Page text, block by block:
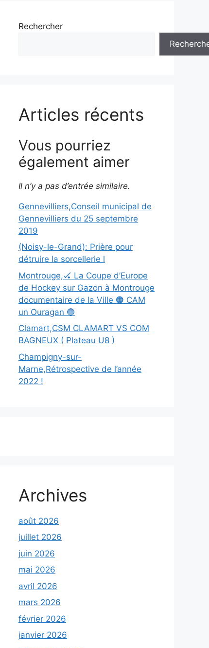
Rechercher
Articles récents
Vous pourriez
également aimer
Il n’y a pas d’entrée similaire.
Gennevilliers,Conseil municipal de
Gennevilliers du 25 septembre
2019
(Noisy-le-Grand): Prière pour
détruire la sorcellerie l
Montrouge,🏑 La Coupe d’Europe
de Hockey sur Gazon à Montrouge
documentaire de la Ville 🟠 CAM
un Ouragan 🔵
Clamart,CSM CLAMART VS COM
BAGNEUX ( Plateau U8 )
Champigny-sur-
Marne,Rétrospective de l’année
2022 !
Archives
août 2026
juillet 2026
juin 2026
mai 2026
avril 2026
mars 2026
février 2026
janvier 2026